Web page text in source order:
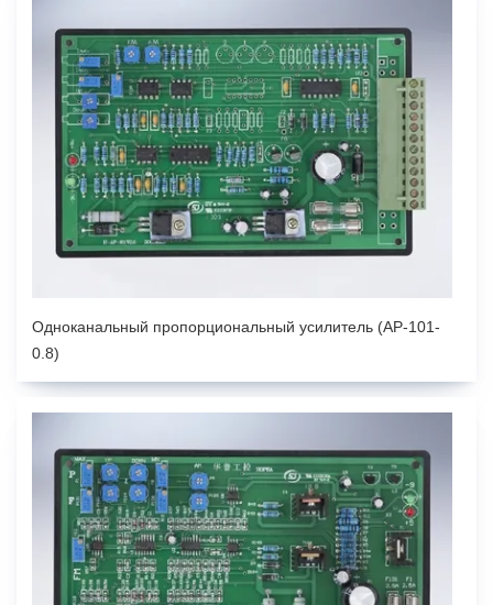
Одноканальный пропорциональный усилитель (AP-101-
0.8)